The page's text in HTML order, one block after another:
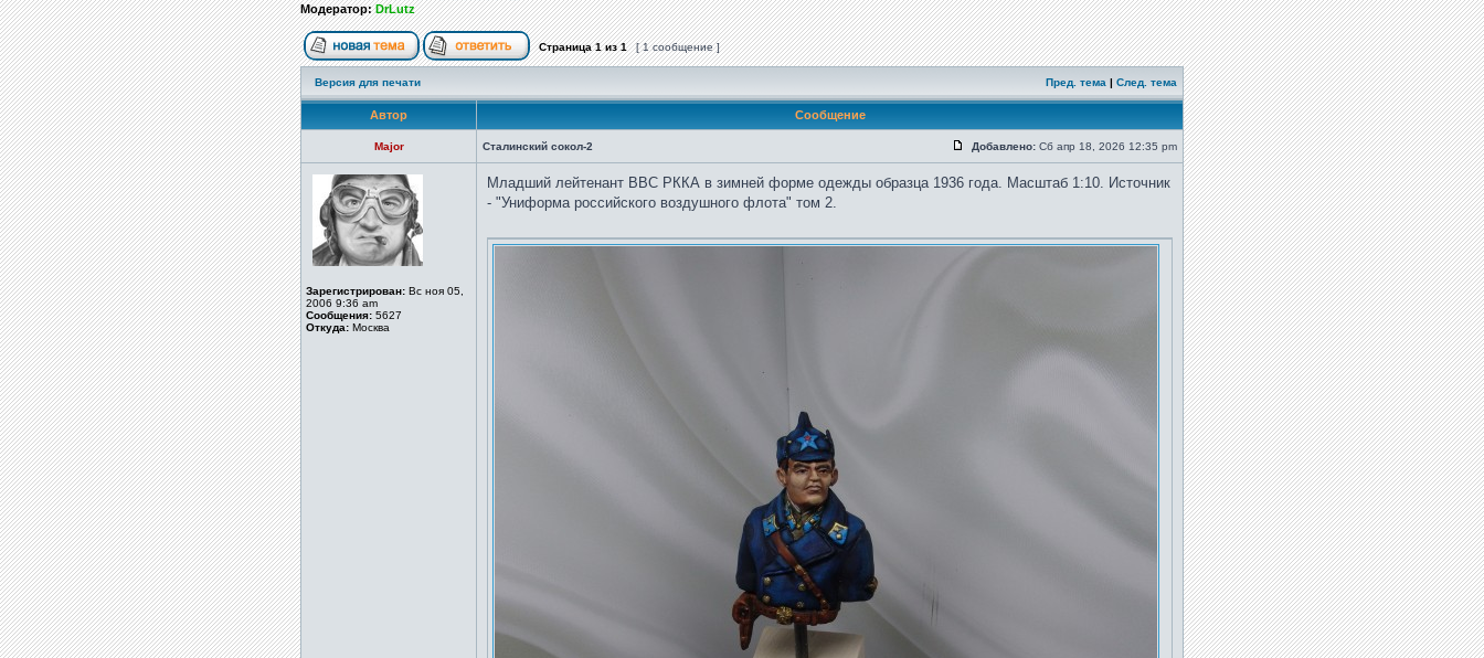
Модератор:DrLutz
Страница1из1 [ 1 сообщение ]
Версия для печати Пред. тема | След. тема
Автор Сообщение
Major Сталинский сокол-2 Добавлено: Сб апр 18, 2026 12:35 pm
Зарегистрирован: Вс ноя 05,
2006 9:36 am
Сообщения: 5627
Откуда: Москва
Младший лейтенант ВВС РККА в зимней форме одежды образца 1936 года. Масштаб 1:10. Источник
- "Униформа российского воздушного флота" том 2.